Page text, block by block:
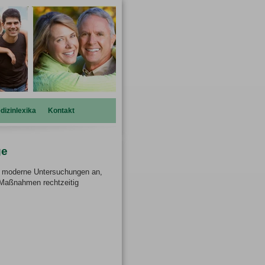
Kontakt
Untersuchungen an,
rechtzeitig